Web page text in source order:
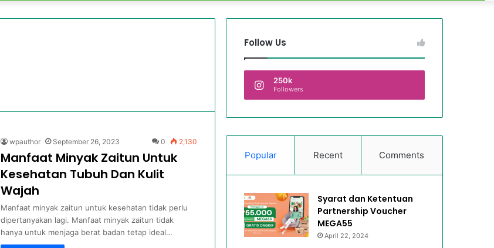
informasi
wpauthor September 26, 2023 0 2,130
Manfaat Minyak Zaitun Untuk
Kesehatan Tubuh Dan Kulit
Wajah
Manfaat minyak zaitun untuk kesehatan tidak perlu
dipertanyakan lagi. Manfaat minyak zaitun tidak
hanya untuk menjaga berat badan tetap ideal…
Follow Us
250k
Followers
Popular Recent Comments
Syarat dan Ketentuan
Partnership Voucher
MEGA55
April 22, 2024